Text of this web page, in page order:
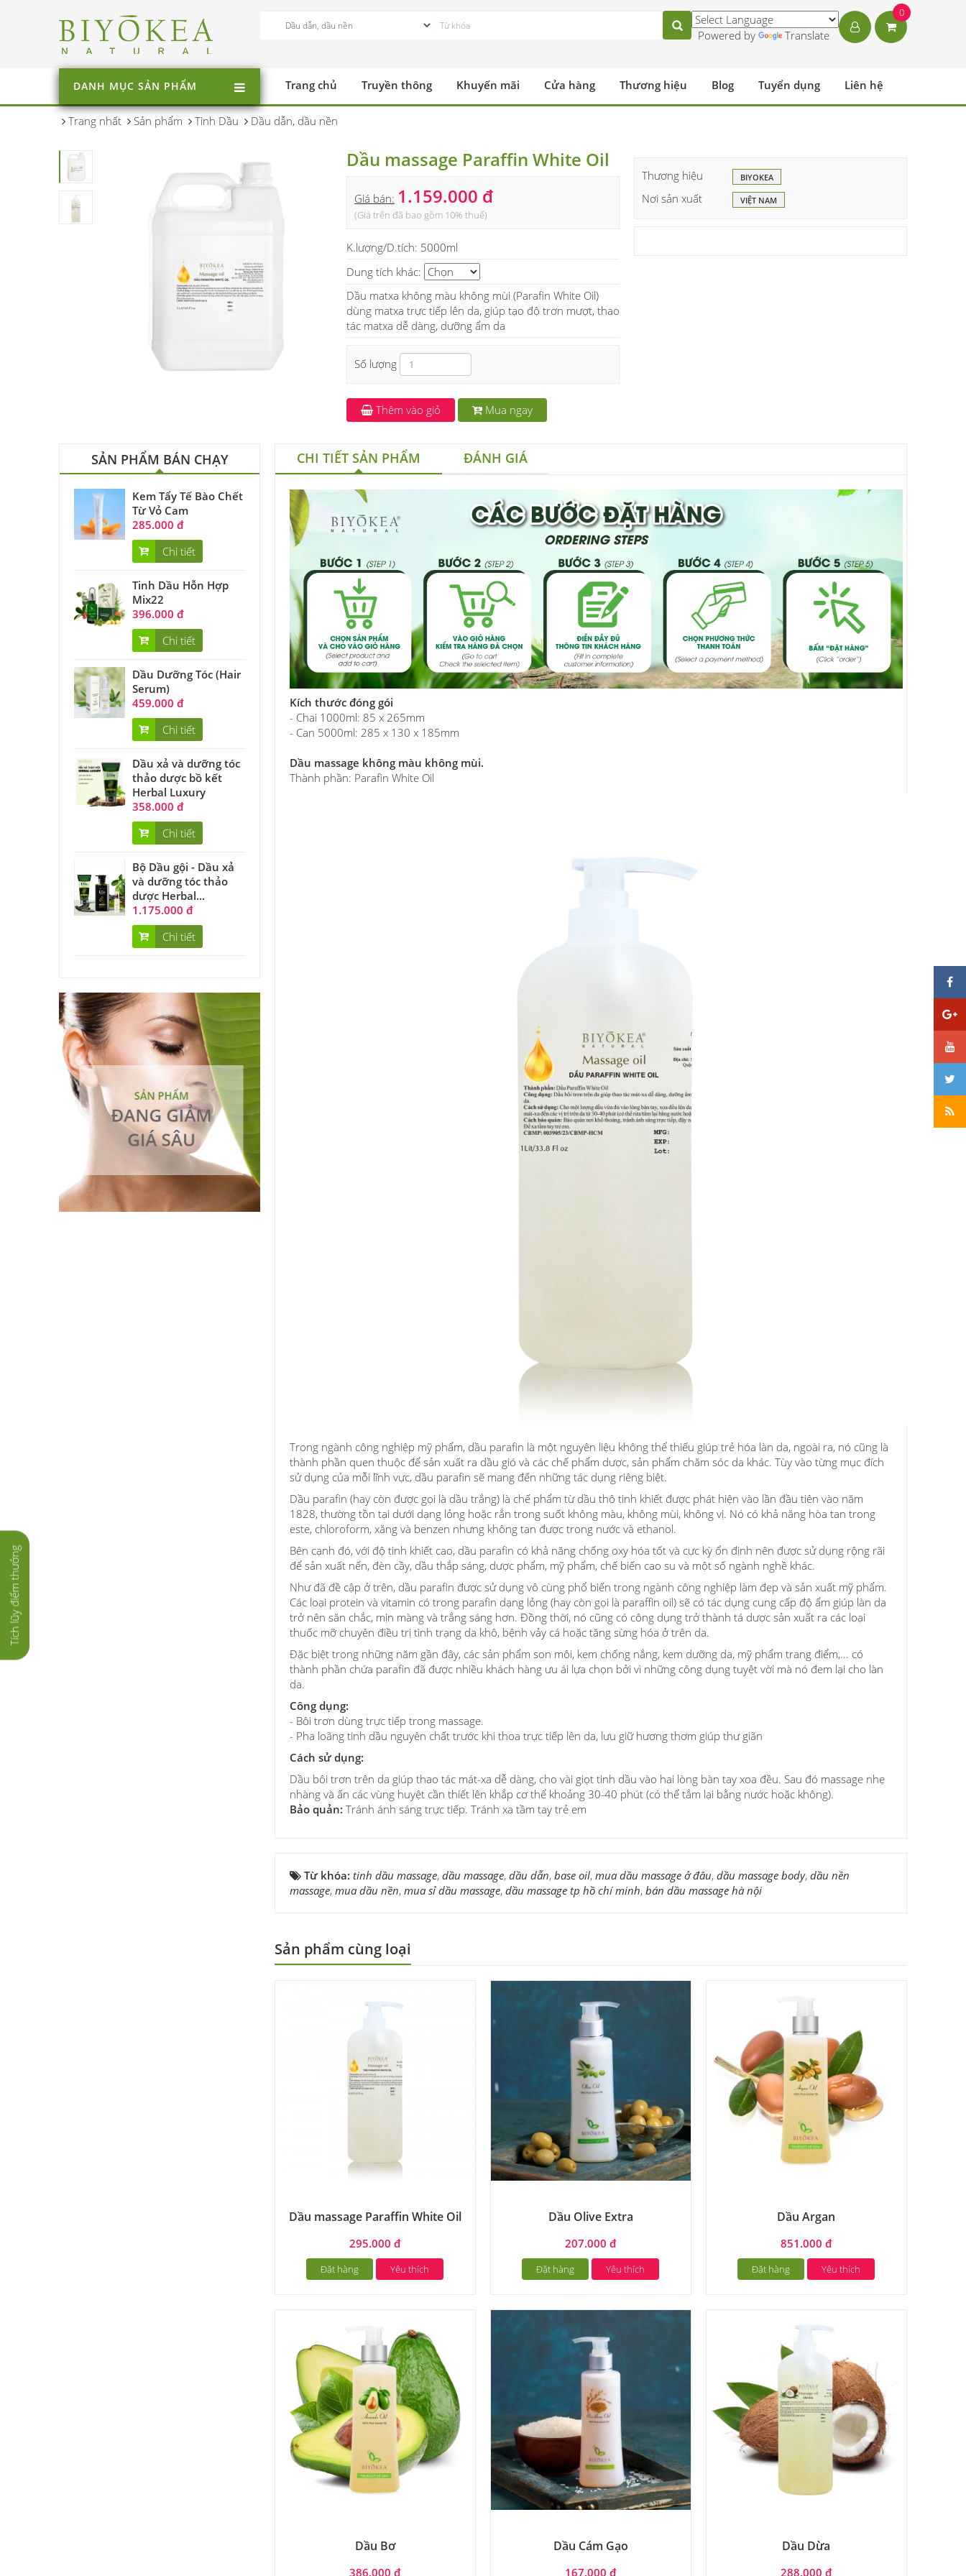
Powered by Translate
0
DANH MỤC SẢN PHẨM Trang chủ Truyền thông Khuyến mãi Cửa hàng Thương hiệu Blog Tuyển dụng Liên hệ
Trang nhất Sản phẩm Tinh Dầu Dầu dẫn, dầu nền
Dầu massage Paraffin White Oil
Giá bán: 1.159.000 đ
(Giá trên đã bao gồm 10% thuế)
K.lượng/D.tích: 5000ml
Dung tích khác:
Dầu matxa không màu không mùi (Parafin White Oil)
dùng matxa trực tiếp lên da, giúp tạo độ trơn mượt, thao
tác matxa dễ dàng, dưỡng ẩm da
Số lượng
Thêm vào giỏ Mua ngay
Thương hiệu BIYOKEA
Nơi sản xuất VIỆT NAM
SẢN PHẨM BÁN CHẠY
Kem Tẩy Tế Bào Chết
Từ Vỏ Cam
285.000 đ
Chi tiết
Tinh Dầu Hỗn Hợp
Mix22
396.000 đ
Chi tiết
Dầu Dưỡng Tóc (Hair
Serum)
459.000 đ
Chi tiết
Dầu xả và dưỡng tóc
thảo dược bồ kết
Herbal Luxury
358.000 đ
Chi tiết
Bộ Dầu gội - Dầu xả
và dưỡng tóc thảo
dược Herbal...
1.175.000 đ
Chi tiết
CHI TIẾT SẢN PHẨM ĐÁNH GIÁ
Kích thước đóng gói
- Chai 1000ml: 85 x 265mm
- Can 5000ml: 285 x 130 x 185mm
Dầu massage không màu không mùi.
Thành phần: Parafin White Oil
Trong ngành công nghiệp mỹ phẩm, dầu parafin là một nguyên liệu không thể thiếu giúp trẻ hóa làn da, ngoài ra, nó cũng là
thành phần quen thuộc để sản xuất ra dầu gió và các chế phẩm dược, sản phẩm chăm sóc da khác. Tùy vào từng mục đích
sử dụng của mỗi lĩnh vực, dầu parafin sẽ mang đến những tác dụng riêng biệt.
Dầu parafin (hay còn được gọi là dầu trắng) là chế phẩm từ dầu thô tinh khiết được phát hiện vào lần đầu tiên vào năm
1828, thường tồn tại dưới dạng lỏng hoặc rắn trong suốt không màu, không mùi, không vị. Nó có khả năng hòa tan trong
este, chloroform, xăng và benzen nhưng không tan được trong nước và ethanol.
Bên cạnh đó, với độ tinh khiết cao, dầu parafin có khả năng chống oxy hóa tốt và cực kỳ ổn định nên được sử dụng rộng rãi
để sản xuất nến, đèn cầy, dầu thắp sáng, dược phẩm, mỹ phẩm, chế biến cao su và một số ngành nghề khác.
Như đã đề cập ở trên, dầu parafin được sử dụng vô cùng phổ biến trong ngành công nghiệp làm đẹp và sản xuất mỹ phẩm.
Các loại protein và vitamin có trong parafin dạng lỏng (hay còn gọi là paraffin oil) sẽ có tác dụng cung cấp độ ẩm giúp làn da
trở nên săn chắc, mịn màng và trắng sáng hơn. Đồng thời, nó cũng có công dụng trở thành tá dược sản xuất ra các loại
thuốc mỡ chuyên điều trị tình trạng da khô, bệnh vảy cá hoặc tăng sừng hóa ở trên da.
Đặc biệt trong những năm gần đây, các sản phẩm son môi, kem chống nắng, kem dưỡng da, mỹ phẩm trang điểm,... có
thành phần chứa parafin đã được nhiều khách hàng ưu ái lựa chọn bởi vì những công dụng tuyệt vời mà nó đem lại cho làn
da.
Công dụng:
- Bôi trơn dùng trực tiếp trong massage.
- Pha loãng tinh dầu nguyên chất trước khi thoa trực tiếp lên da, lưu giữ hương thơm giúp thư giãn
Cách sử dụng:
Dầu bôi trơn trên da giúp thao tác mát-xa dễ dàng, cho vài giọt tinh dầu vào hai lòng bàn tay xoa đều. Sau đó massage nhẹ
nhàng và ấn các vùng huyệt cần thiết lên khắp cơ thể khoảng 30-40 phút (có thể tắm lại bằng nước hoặc không).
Bảo quản: Tránh ánh sáng trực tiếp. Tránh xa tầm tay trẻ em
Từ khóa: tinh dầu massage, dầu massage, dầu dẫn, base oil, mua dầu massage ở đâu, dầu massage body, dầu nền
massage, mua dầu nền, mua sỉ dầu massage, dầu massage tp hồ chí minh, bán dầu massage hà nội
Sản phẩm cùng loại
Dầu massage Paraffin White Oil
295.000 đ
Đặt hàng Yêu thích
Dầu Olive Extra
207.000 đ
Đặt hàng Yêu thích
Dầu Argan
851.000 đ
Đặt hàng Yêu thích
Dầu Bơ
386.000 đ
Dầu Cám Gạo
167.000 đ
Dầu Dừa
288.000 đ
Tích lũy điểm thưởng